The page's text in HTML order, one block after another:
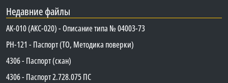
Недавние файлы
АК-010 (АКС-020) - Описание типа № 04003-73
PH-121 - Паспорт (ТО, Методика поверки)
4306 - Паспорт (скан)
4306 - Паспорт 2.728.075 ПС